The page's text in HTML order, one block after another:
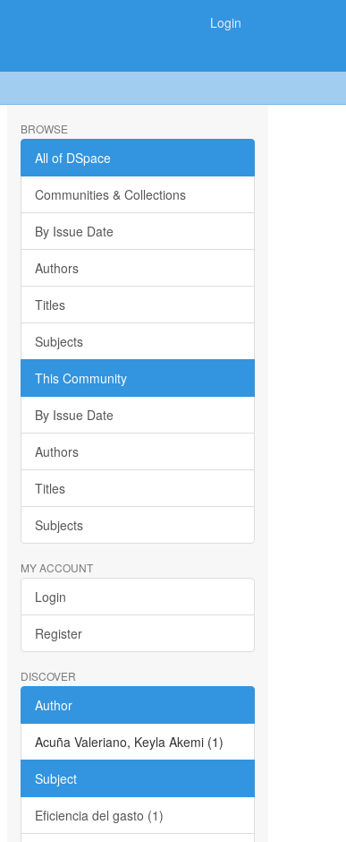
Login
BROWSE
All of DSpace
Communities & Collections
By Issue Date
Authors
Titles
Subjects
This Community
By Issue Date
Authors
Titles
Subjects
MY ACCOUNT
Login
Register
DISCOVER
Author
Acuña Valeriano, Keyla Akemi (1)
Subject
Eficiencia del gasto (1)